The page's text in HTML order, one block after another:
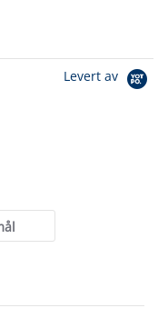
Levert av